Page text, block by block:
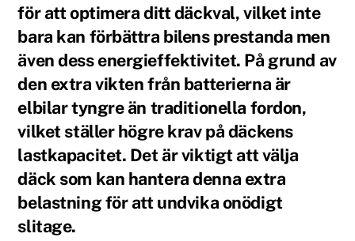
för att optimera ditt däckval, vilket inte
bara kan förbättra bilens prestanda men
även dess energieffektivitet. På grund av
den extra vikten från batterierna är
elbilar tyngre än traditionella fordon,
vilket ställer högre krav på däckens
lastkapacitet. Det är viktigt att välja
däck som kan hantera denna extra
belastning för att undvika onödigt
slitage.